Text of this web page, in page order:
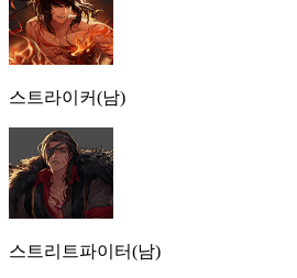
스트라이커(남)
스트리트파이터(남)